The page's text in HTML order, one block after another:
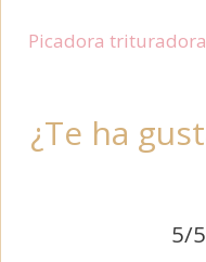
Picadora trituradora
¿Te ha
5/